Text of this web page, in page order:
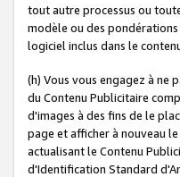
tout autre processus ou
modèle ou des pondérations
logiciel inclus dans le
(h) Vous vous engagez à ne
du Contenu Publicitaire
d'images à des fins de le
page et afficher à nouveau
actualisant le Contenu
d'Identification Standard